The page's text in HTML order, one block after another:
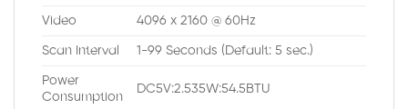
Video 4096 x 2160 @ 60Hz
Scan Interval 1-99 Seconds (Default: 5 sec.)
Power
Consumption
DC5V:2.535W:54.5BTU